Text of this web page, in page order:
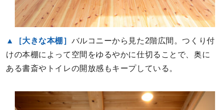
▲［大きな本棚］ バルコニーから見た2階広間。つくり付
けの本棚によって空間をゆるやかに仕切ることで、奥に
ある書斎やトイレの開放感もキープしている。